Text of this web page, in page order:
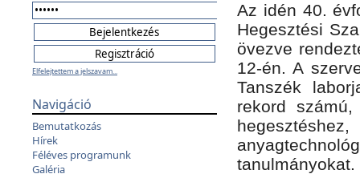
Elfelejtettem a jelszavam...
Navigáció
Bemutatkozás
Hírek
Féléves programunk
Galéria
Az idén 40.
Hegesztési
övezve
12-én. A
Tanszék
rekord